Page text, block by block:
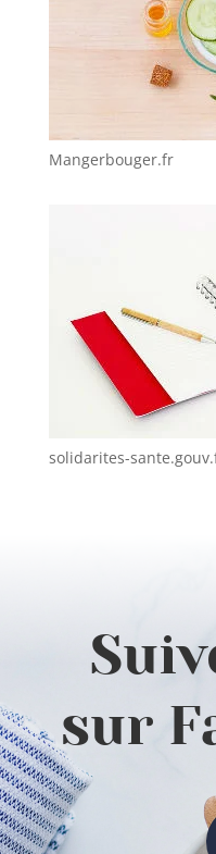
Mangerbouger.fr
solidarites-
sur